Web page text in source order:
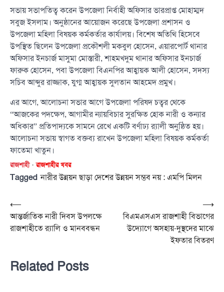
সভায় সভাপতিত্ব করেন উপজেলা নির্বাহী অফিসার ভারপ্রাপ্ত মোহাম্মদ
সবুজ ইসলাম। অনুষ্ঠানের আয়োজন করেছে উপজেলা প্রশাসন ও
উপজেলা মহিলা বিষয়ক কর্মকর্তার কার্যালয়। বিশেষ অতিথি হিসেবে
উপস্থিত ছিলেন উপজেলা প্রকৌশলী মকবুল হোসেন, এয়ারপোর্ট থানার
অফিসার ইনচার্জ মাসুমা মোস্তারী, শাহমখদুম থানার অফিসার ইনচার্জ
ফারুক হোসেন, পবা উপজেলা বিএনপির আহ্বায়ক আলী হোসেন, সদস্য
সচিব আব্দুর রাজ্জাক, যুগ্ম আহ্বায়ক সুলতান আহমেদ প্রমুখ।
এর আগে, আলোচনা সভার আগে উপজেলা পরিষদ চত্বর থেকে
“আজকের পদক্ষেপ, আগামীর ন্যায়বিচার সুরক্ষিত হোক নারী ও কন্যার
অধিকার” প্রতিপাদ্যকে সামনে রেখে একটি বর্ণাঢ্য র‍্যালী অনুষ্ঠিত হয়।
আলোচনা সভায় স্বাগত বক্তব্য রাখেন উপজেলা মহিলা বিষয়ক কর্মকর্তা
ফাতেমা খাতুন।
রাজশাহী রাজশাহীর খবর
Taggedনারীর উন্নয়ন ছাড়া দেশের উন্নয়ন সম্ভব নয় : এমপি মিলন
Post
navigation
⟵
আন্তর্জাতিক নারী দিবস উপলক্ষে
রাজশাহীতে র‍্যালি ও মানববন্ধন
বিএমএসএস রাজশাহী বিভাগের
উদ্যোগে অসহায়-দুস্থদের মাঝে
ইফতার বিতরণ
⟶
Related Posts